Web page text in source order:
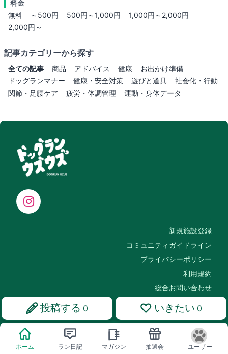
投稿する 0 いきたい 0
料金
無料
～500円 500円～1,000円
1,000円～2,000円
2,000円～
記事カテゴリーから探す
全ての記事 商品 アドバイス 健康
お出かけ準備
ドッグランマナー
健康・安全対策 遊びと道具
社会化・行動
関節・足腰ケア
疲労・体調管理 運動・身体データ
新規施設登録
コミュニティガイドライン
プライバシーポリシー
利用規約
総合お問い合わせ
Copyright © ドッグランウズウズ
ホーム ラン日記 マガジン 抽選会 ユーザー